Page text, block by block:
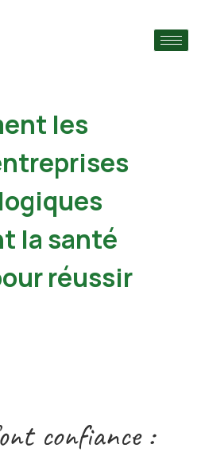
les
la santé
réussir
confiance :